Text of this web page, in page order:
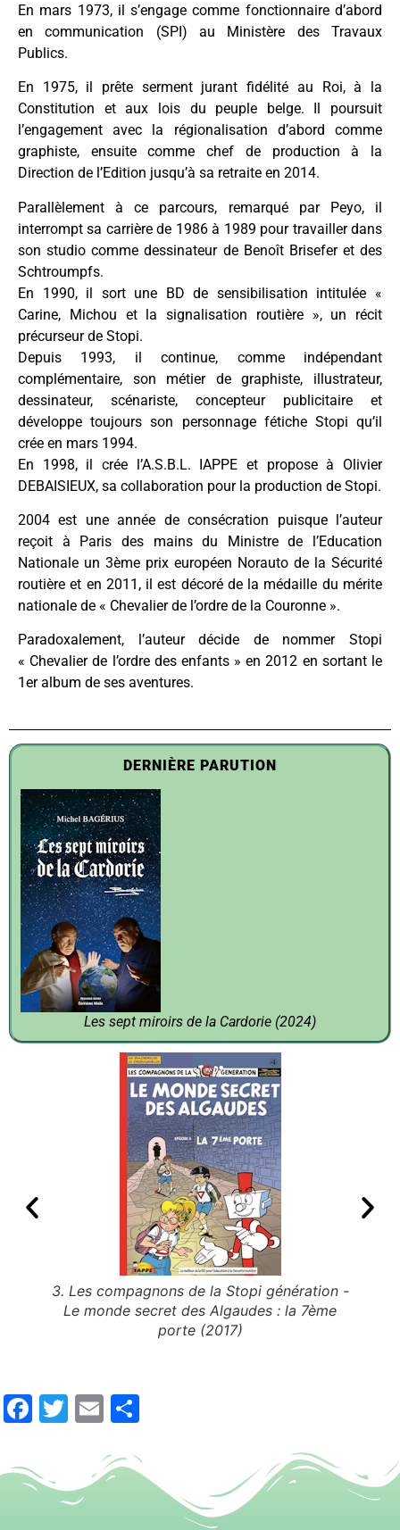
En mars 1973, il s’engage comme fonctionnaire d’abord
en communication (SPI) au Ministère des Travaux
Publics.
En 1975, il prête serment jurant fidélité au Roi, à la
Constitution et aux lois du peuple belge. Il poursuit
l’engagement avec la régionalisation d’abord comme
graphiste, ensuite comme chef de production à la
Direction de l’Edition jusqu’à sa retraite en 2014.
Parallèlement à ce parcours, remarqué par Peyo, il
interrompt sa carrière de 1986 à 1989 pour travailler dans
son studio comme dessinateur de Benoît Brisefer et des
Schtroumpfs.
En 1990, il sort une BD de sensibilisation intitulée «
Carine, Michou et la signalisation routière », un récit
précurseur de Stopi.
Depuis 1993, il continue, comme indépendant
complémentaire, son métier de graphiste, illustrateur,
dessinateur, scénariste, concepteur publicitaire et
développe toujours son personnage fétiche Stopi qu’il
crée en mars 1994.
En 1998, il crée l’A.S.B.L. IAPPE et propose à Olivier
DEBAISIEUX, sa collaboration pour la production de Stopi.
2004 est une année de consécration puisque l’auteur
reçoit à Paris des mains du Ministre de l’Education
Nationale un 3ème prix européen Norauto de la Sécurité
routière et en 2011, il est décoré de la médaille du mérite
nationale de « Chevalier de l’ordre de la Couronne ».
Paradoxalement, l’auteur décide de nommer Stopi
« Chevalier de l’ordre des enfants » en 2012 en sortant le
1er album de ses aventures.
DERNIÈRE PARUTION
Les sept miroirs de la Cardorie (2024)
3. Les compagnons de la Stopi génération -
Le monde secret des Algaudes : la 7ème
porte (2017)
Facebook
Twitter
Email